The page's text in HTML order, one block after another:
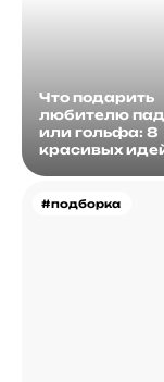
Что подарить
любителю
или гольфа: 8
красивых
#подборка